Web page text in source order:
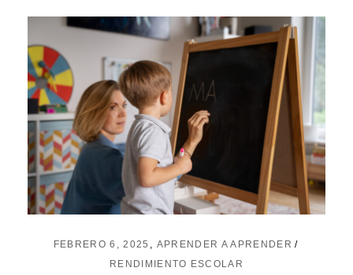
FEBRERO 6, 2025
APRENDER A APRENDER
RENDIMIENTO ESCOLAR